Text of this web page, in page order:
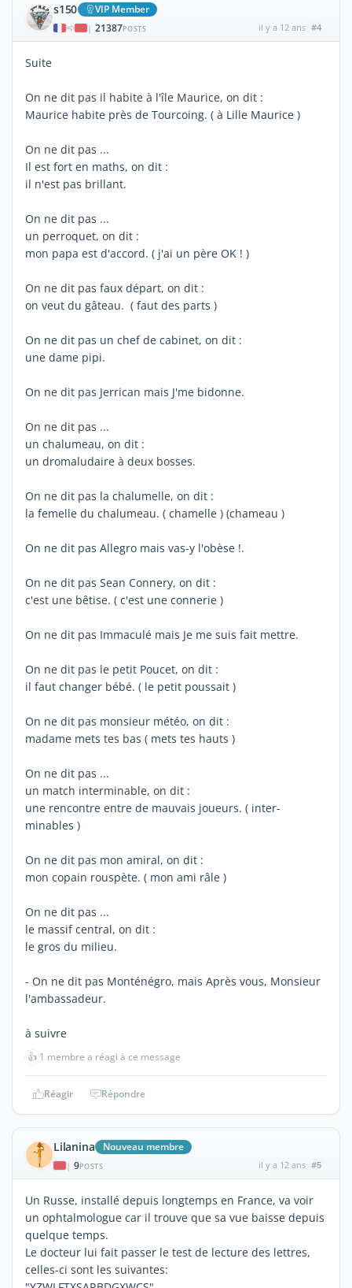
s150 VIP Member
| 21387POSTS il y a 12 ans #4
Suite
On ne dit pas il habite à l'île Maurice, on dit :
Maurice habite près de Tourcoing. ( à Lille Maurice )
On ne dit pas ...
Il est fort en maths, on dit :
il n'est pas brillant.
On ne dit pas ...
un perroquet, on dit :
mon papa est d'accord. ( j'ai un père OK ! )
On ne dit pas faux départ, on dit :
on veut du gâteau. ( faut des parts )
On ne dit pas un chef de cabinet, on dit :
une dame pipi.
On ne dit pas Jerrican mais J'me bidonne.
On ne dit pas ...
un chalumeau, on dit :
un dromaludaire à deux bosses.
On ne dit pas la chalumelle, on dit :
la femelle du chalumeau. ( chamelle ) (chameau )
On ne dit pas Allegro mais vas-y l'obèse !.
On ne dit pas Sean Connery, on dit :
c'est une bêtise. ( c'est une connerie )
On ne dit pas Immaculé mais Je me suis fait mettre.
On ne dit pas le petit Poucet, on dit :
il faut changer bébé. ( le petit poussait )
On ne dit pas monsieur météo, on dit :
madame mets tes bas ( mets tes hauts )
On ne dit pas ...
un match interminable, on dit :
une rencontre entre de mauvais joueurs. ( inter-
minables )
On ne dit pas mon amiral, on dit :
mon copain rouspète. ( mon ami râle )
On ne dit pas ...
le massif central, on dit :
le gros du milieu.
- On ne dit pas Monténégro, mais Après vous, Monsieur
l'ambassadeur.
à suivre
👍 1 membre a réagi à ce message
Réagir Répondre
Lilanina Nouveau membre
| 9POSTS il y a 12 ans #5
Un Russe, installé depuis longtemps en France, va voir
un ophtalmologue car il trouve que sa vue baisse depuis
quelque temps.
Le docteur lui fait passer le test de lecture des lettres,
celles-ci sont les suivantes: